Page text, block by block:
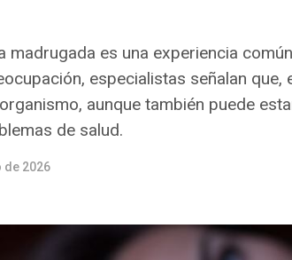
de 1480enVicenza, Italia, y estudió
posteriormente, recibió la ordenación
madrugada es una experiencia
especialistas señalan que,
aunque también puede
de salud.
de 2026